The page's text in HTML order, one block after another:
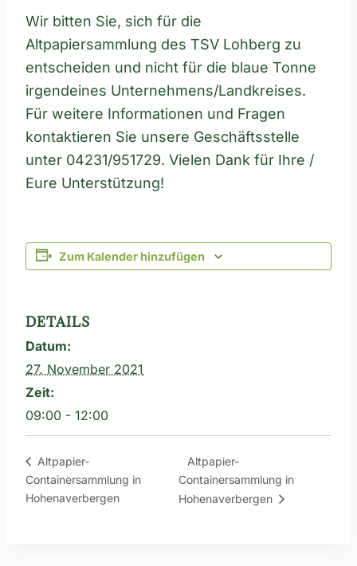
Wir bitten Sie, sich für die
Altpapiersammlung des TSV Lohberg zu
entscheiden und nicht für die blaue Tonne
irgendeines Unternehmens/Landkreises.
Für weitere Informationen und Fragen
kontaktieren Sie unsere Geschäftsstelle
unter 04231/951729. Vielen Dank für Ihre /
Eure Unterstützung!
Zum Kalender hinzufügen
DETAILS
Datum:
27. November 2021
Zeit:
09:00 - 12:00
Altpapier-
Containersammlung in
Hohenaverbergen
Altpapier-
Containersammlung in
Hohenaverbergen